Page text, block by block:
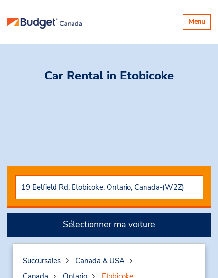
Basculer
la
Menu
Car Rental in Etobicoke
Sélectionner ma voiture
Succursales
Canada & USA
Canada
Ontario Etobicoke